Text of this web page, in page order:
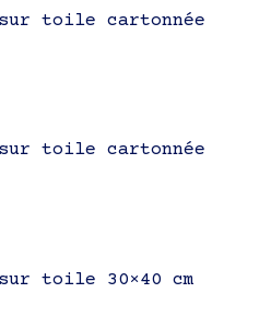
toile cartonnée
toile cartonnée
toile 30×40 cm